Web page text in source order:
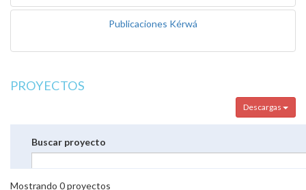
Publicaciones Kérwá
PROYECTOS
Descargas
Buscar proyecto
Mostrando 0proyectos